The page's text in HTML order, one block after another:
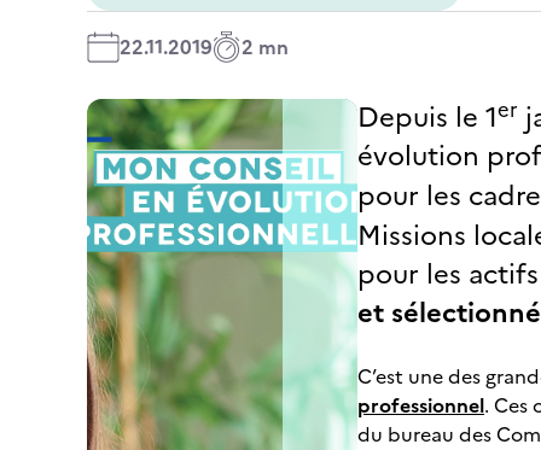
22.11.2019 2 mn
Depuis le 1er
évolution
pour les
Missions
pour les
et
C’est une des
professionnel. Ces
du bureau des